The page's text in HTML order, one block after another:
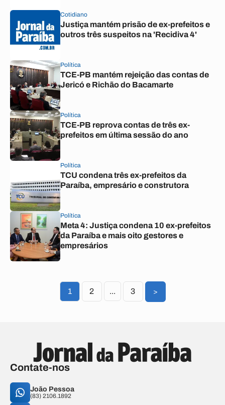
Cotidiano
Justiça mantém prisão de ex-prefeitos e
outros três suspeitos na 'Recidiva 4'
Política
TCE-PB mantém rejeição das contas de
Jericó e Richão do Bacamarte
Política
TCE-PB reprova contas de três ex-
prefeitos em última sessão do ano
Política
TCU condena três ex-prefeitos da
Paraíba, empresário e construtora
Política
Meta 4: Justiça condena 10 ex-prefeitos
da Paraíba e mais oito gestores e
empresários
1 2 ... 3 >
Contate-nos
João Pessoa
(83) 2106.1892